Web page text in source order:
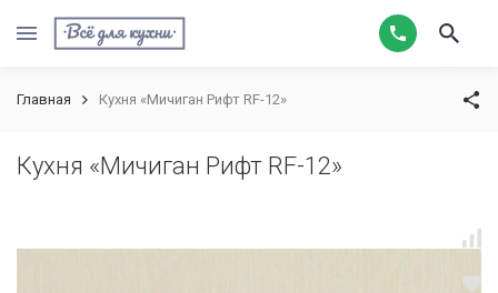
Главная Кухня «Мичиган Рифт RF-12»
Кухня «Мичиган Рифт RF-12»